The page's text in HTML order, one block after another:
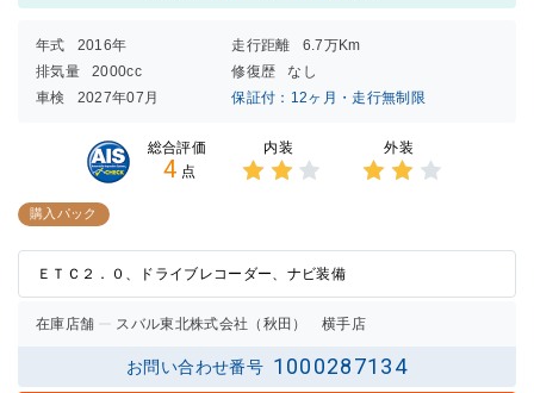
年式 2016年 走行距離
6.7万Km
排気量
2000cc 修復歴
なし
車検
2027年07月 保証付：12ヶ月・走行無制限
総合評価
4 点
内装 外装
購入パック
ＥＴＣ２．０、ドライブレコーダー、ナビ装備
在庫店舗 スバル東北株式会社（秋田） 横手店
お問い合わせ番号 1000287134